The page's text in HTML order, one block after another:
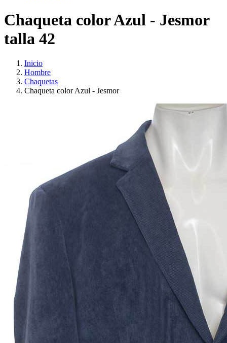
Chaqueta color Azul - Jesmor
talla 42
Inicio
Hombre
Chaquetas
Chaqueta color Azul - Jesmor